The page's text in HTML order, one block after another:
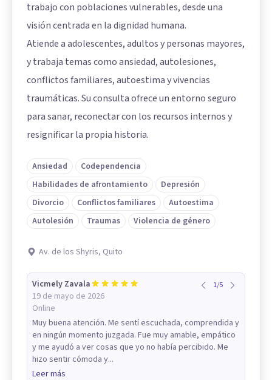
trabajo con poblaciones vulnerables, desde una
visión centrada en la dignidad humana.
Atiende a adolescentes, adultos y personas mayores,
y trabaja temas como ansiedad, autolesiones,
conflictos familiares, autoestima y vivencias
traumáticas. Su consulta ofrece un entorno seguro
para sanar, reconectar con los recursos internos y
resignificar la propia historia.
Ansiedad
Codependencia
Habilidades de afrontamiento
Depresión
Divorcio
Conflictos familiares
Autoestima
Autolesión
Traumas Violencia de género
Av. de los Shyris, Quito
Vicmely Zavala
19 de mayo de 2026
Online
1/5
Muy buena atención. Me sentí escuchada, comprendida y
en ningún momento juzgada. Fue muy amable, empático
y me ayudó a ver cosas que yo no había percibido. Me
hizo sentir cómoda y...
Leer más